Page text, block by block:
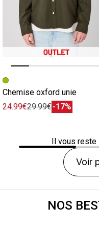
Image précédente
Image suivante
Chemise oxford unie
24.99€29.99€-17%
Il vous reste
Voir
NOS